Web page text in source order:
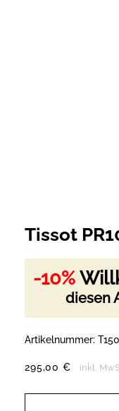
Tissot
-10%
diesen
Artikelnummer:
295,00 € inkl.